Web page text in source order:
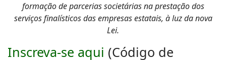
formação de parcerias societárias na prestação dos
serviços finalísticos das empresas estatais, à luz da nova
Lei.
Inscreva-se aqui (Código de